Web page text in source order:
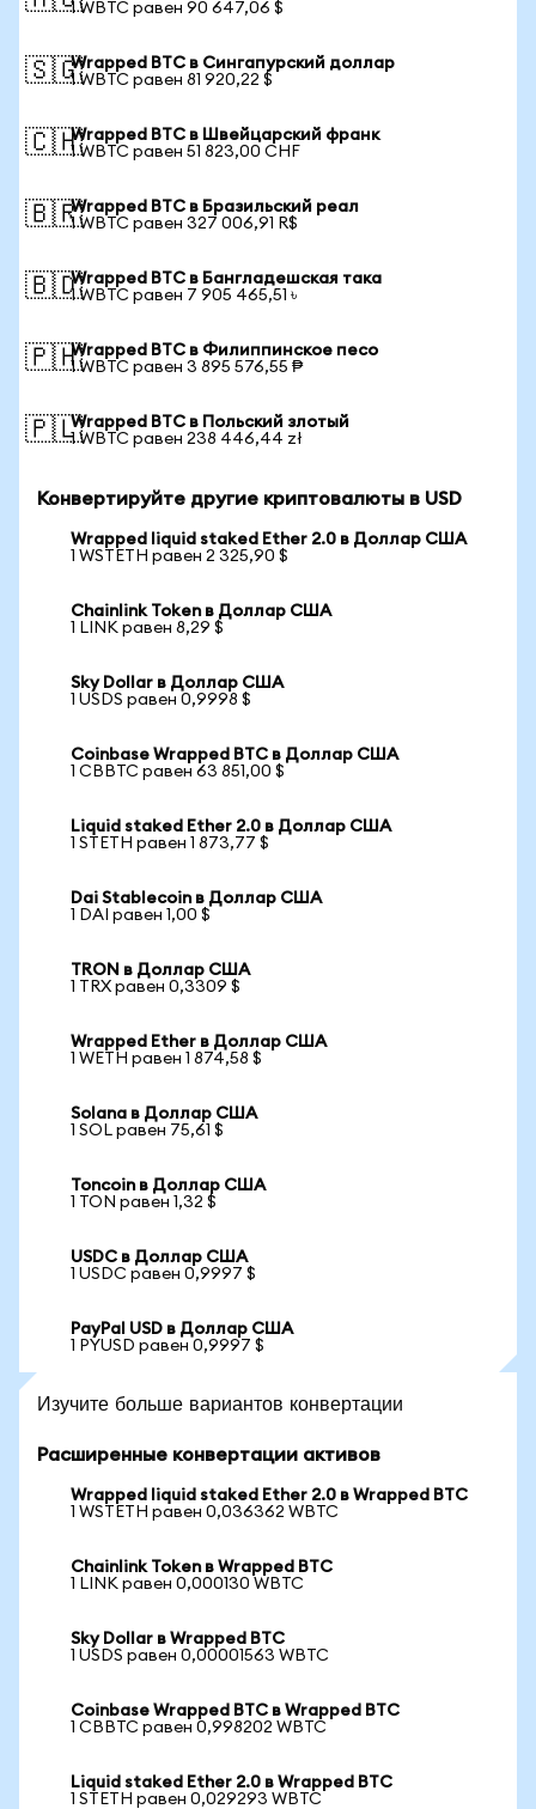
1 WBTC равен 90 647,06 $
🇸🇬Wrapped BTC в Сингапурский доллар
1 WBTC равен 81 920,22 $
🇨🇭Wrapped BTC в Швейцарский франк
1 WBTC равен 51 823,00 CHF
🇧🇷Wrapped BTC в Бразильский реал
1 WBTC равен 327 006,91 R$
🇧🇩Wrapped BTC в Бангладешская така
1 WBTC равен 7 905 465,51 ৳
🇵🇭Wrapped BTC в Филиппинское песо
1 WBTC равен 3 895 576,55 ₱
🇵🇱Wrapped BTC в Польский злотый
1 WBTC равен 238 446,44 zł
Конвертируйте другие криптовалюты в USD
Wrapped liquid staked Ether 2.0 в Доллар США
1 WSTETH равен 2 325,90 $
Chainlink Token в Доллар США
1 LINK равен 8,29 $
Sky Dollar в Доллар США
1 USDS равен 0,9998 $
Coinbase Wrapped BTC в Доллар США
1 CBBTC равен 63 851,00 $
Liquid staked Ether 2.0 в Доллар США
1 STETH равен 1 873,77 $
Dai Stablecoin в Доллар США
1 DAI равен 1,00 $
TRON в Доллар США
1 TRX равен 0,3309 $
Wrapped Ether в Доллар США
1 WETH равен 1 874,58 $
Solana в Доллар США
1 SOL равен 75,61 $
Toncoin в Доллар США
1 TON равен 1,32 $
USDC в Доллар США
1 USDC равен 0,9997 $
PayPal USD в Доллар США
1 PYUSD равен 0,9997 $
Изучите больше вариантов конвертации
Расширенные конвертации активов
Wrapped liquid staked Ether 2.0 в Wrapped BTC
1 WSTETH равен 0,036362 WBTC
Chainlink Token в Wrapped BTC
1 LINK равен 0,000130 WBTC
Sky Dollar в Wrapped BTC
1 USDS равен 0,00001563 WBTC
Coinbase Wrapped BTC в Wrapped BTC
1 CBBTC равен 0,998202 WBTC
Liquid staked Ether 2.0 в Wrapped BTC
1 STETH равен 0,029293 WBTC